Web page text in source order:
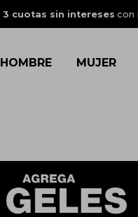
3 cuotas sin intereses con
HOMBRE MUJER